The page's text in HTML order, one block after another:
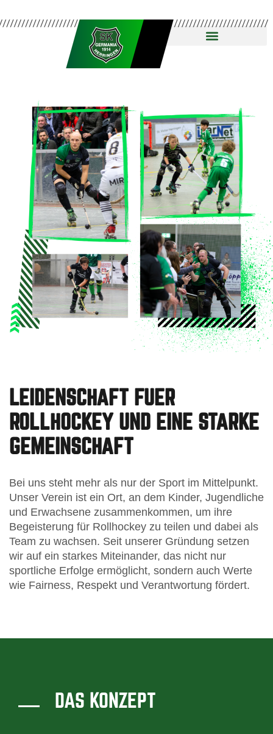
LEIDENSCHAFT FUER
ROLLHOCKEY UND EINE STARKE
GEMEINSCHAFT
Bei uns steht mehr als nur der Sport im Mittelpunkt.
Unser Verein ist ein Ort, an dem Kinder, Jugendliche
und Erwachsene zusammenkommen, um ihre
Begeisterung für Rollhockey zu teilen und dabei als
Team zu wachsen. Seit unserer Gründung setzen
wir auf ein starkes Miteinander, das nicht nur
sportliche Erfolge ermöglicht, sondern auch Werte
wie Fairness, Respekt und Verantwortung fördert.
DAS KONZEPT